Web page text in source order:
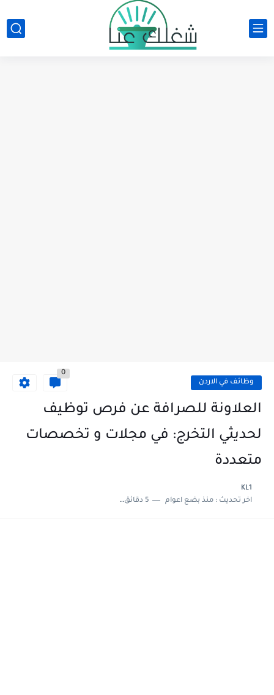
وظائف في الاردن
0
العلاونة للصرافة عن فرص توظيف
لحديثي التخرج: في مجلات و تخصصات
متعددة
KL1
اخر تحديث :منذ بضع اعوام 5 دقائق للقراءة